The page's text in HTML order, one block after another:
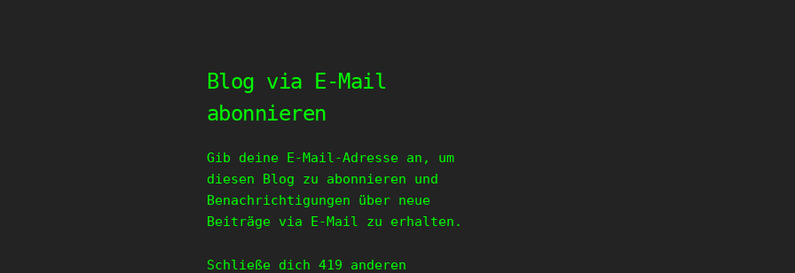
Blog via E-Mail
abonnieren
Gib deine E-Mail-Adresse an, um
diesen Blog zu abonnieren und
Benachrichtigungen über neue
Beiträge via E-Mail zu erhalten.
Schließe dich 419 anderen